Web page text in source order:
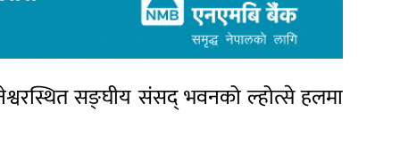
सङ्घीय संसद् भवनको ल्होत्से हलमा